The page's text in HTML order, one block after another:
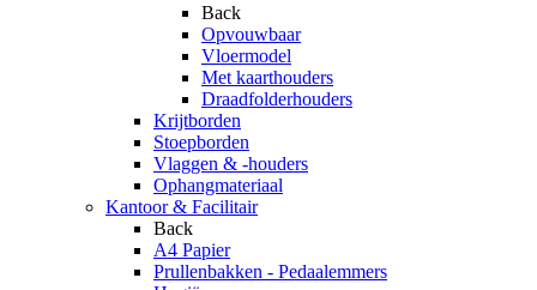
Back
Opvouwbaar
Vloermodel
Met kaarthouders
Draadfolderhouders
Krijtborden
Stoepborden
Vlaggen & -houders
Ophangmateriaal
Kantoor & Facilitair
Back
A4 Papier
Prullenbakken - Pedaalemmers